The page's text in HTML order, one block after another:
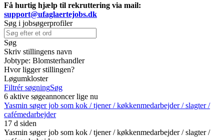
Få hurtig hjælp til rekruttering via mail:
support@ufaglaertejobs.dk
Søg i jobsøgerprofiler
Søg
Skriv stillingens navn
Jobtype: Blomsterhandler
Hvor ligger stillingen?
Løgumkloster
Filtrér søgningSøg
6 aktive søgeannoncer lige nu
Yasmin søger job som kok / tjener / køkkenmedarbejder / slagter /
cafémedarbejder
17 d siden
Yasmin søger job som kok / tjener / køkkenmedarbejder / slagter /